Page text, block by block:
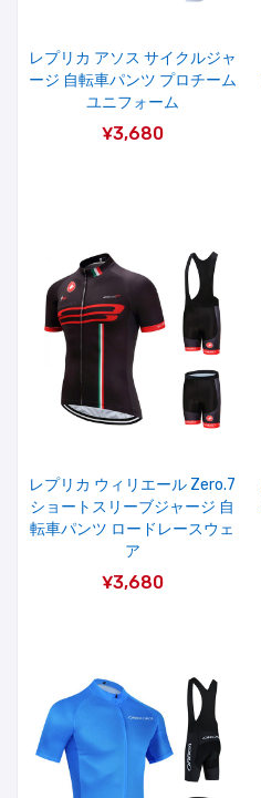
レプリカ アソス サイクルジャ
ージ 自転車パンツ プロチーム
ユニフォーム
¥3,680
レプリカ ウィリエール Zero.7
ショートスリーブジャージ 自
転車パンツ ロードレースウェ
ア
¥3,680